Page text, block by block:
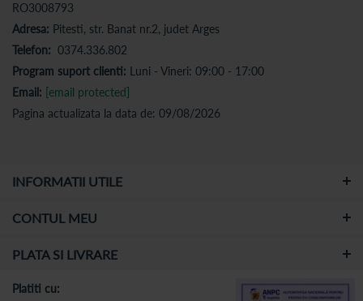
RO3008793
Adresa: Pitesti, str. Banat nr.2, judet Arges
Telefon: 0374.336.802
Program suport clienti: Luni - Vineri: 09:00 - 17:00
Email: [email protected]
Pagina actualizata la data de: 09/08/2026
INFORMATII UTILE
CONTUL MEU
PLATA SI LIVRARE
Platiti cu: